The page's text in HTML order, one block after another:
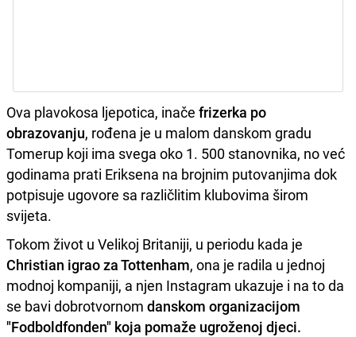
Ova plavokosa ljepotica, inače frizerka po
obrazovanju, rođena je u malom danskom gradu
Tomerup koji ima svega oko 1. 500 stanovnika, no već
godinama prati Eriksena na brojnim putovanjima dok
potpisuje ugovore sa različlitim klubovima širom
svijeta.
Tokom život u Velikoj Britaniji, u periodu kada je
Christian igrao za Tottenham, ona je radila u jednoj
modnoj kompaniji, a njen Instagram ukazuje i na to da
se bavi dobrotvornom danskom organizacijom
"Fodboldfonden" koja pomaže ugroženoj djeci.